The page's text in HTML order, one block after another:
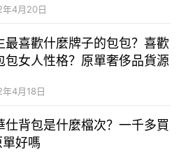
4月20日
最喜歡什麼牌子的包包？喜歡
包女人性格？原單奢侈品貨源
4月18日
仕背包是什麼檔次？一千多買
好嗎